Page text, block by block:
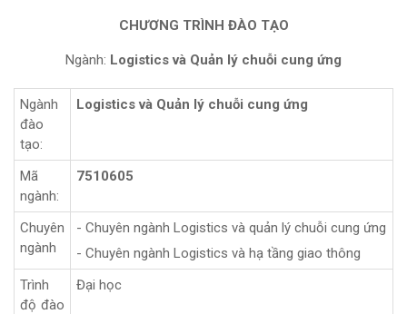
CHƯƠNG TRÌNH ĐÀO TẠO
Ngành: Logistics và Quản lý chuỗi cung ứng
Ngành
đào
tạo:
Logistics và Quản lý chuỗi cung ứng
Mã
ngành:
7510605
Chuyên
ngành
- Chuyên ngành Logistics và quản lý chuỗi cung ứng
- Chuyên ngành Logistics và hạ tầng giao thông
Trình
độ đào
Đại học